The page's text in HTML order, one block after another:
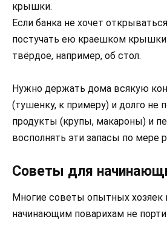
крышки.
Если банка не хочет
постучать ею краешком крышки
твёрдое, например, об стол.
Нужно держать дома всякую
(тушенку, к примеру) и долго не
продукты (крупы, макароны) и
восполнять эти запасы по мере
Советы для
Многие советы опытных хозяек
начинающим поварихам не